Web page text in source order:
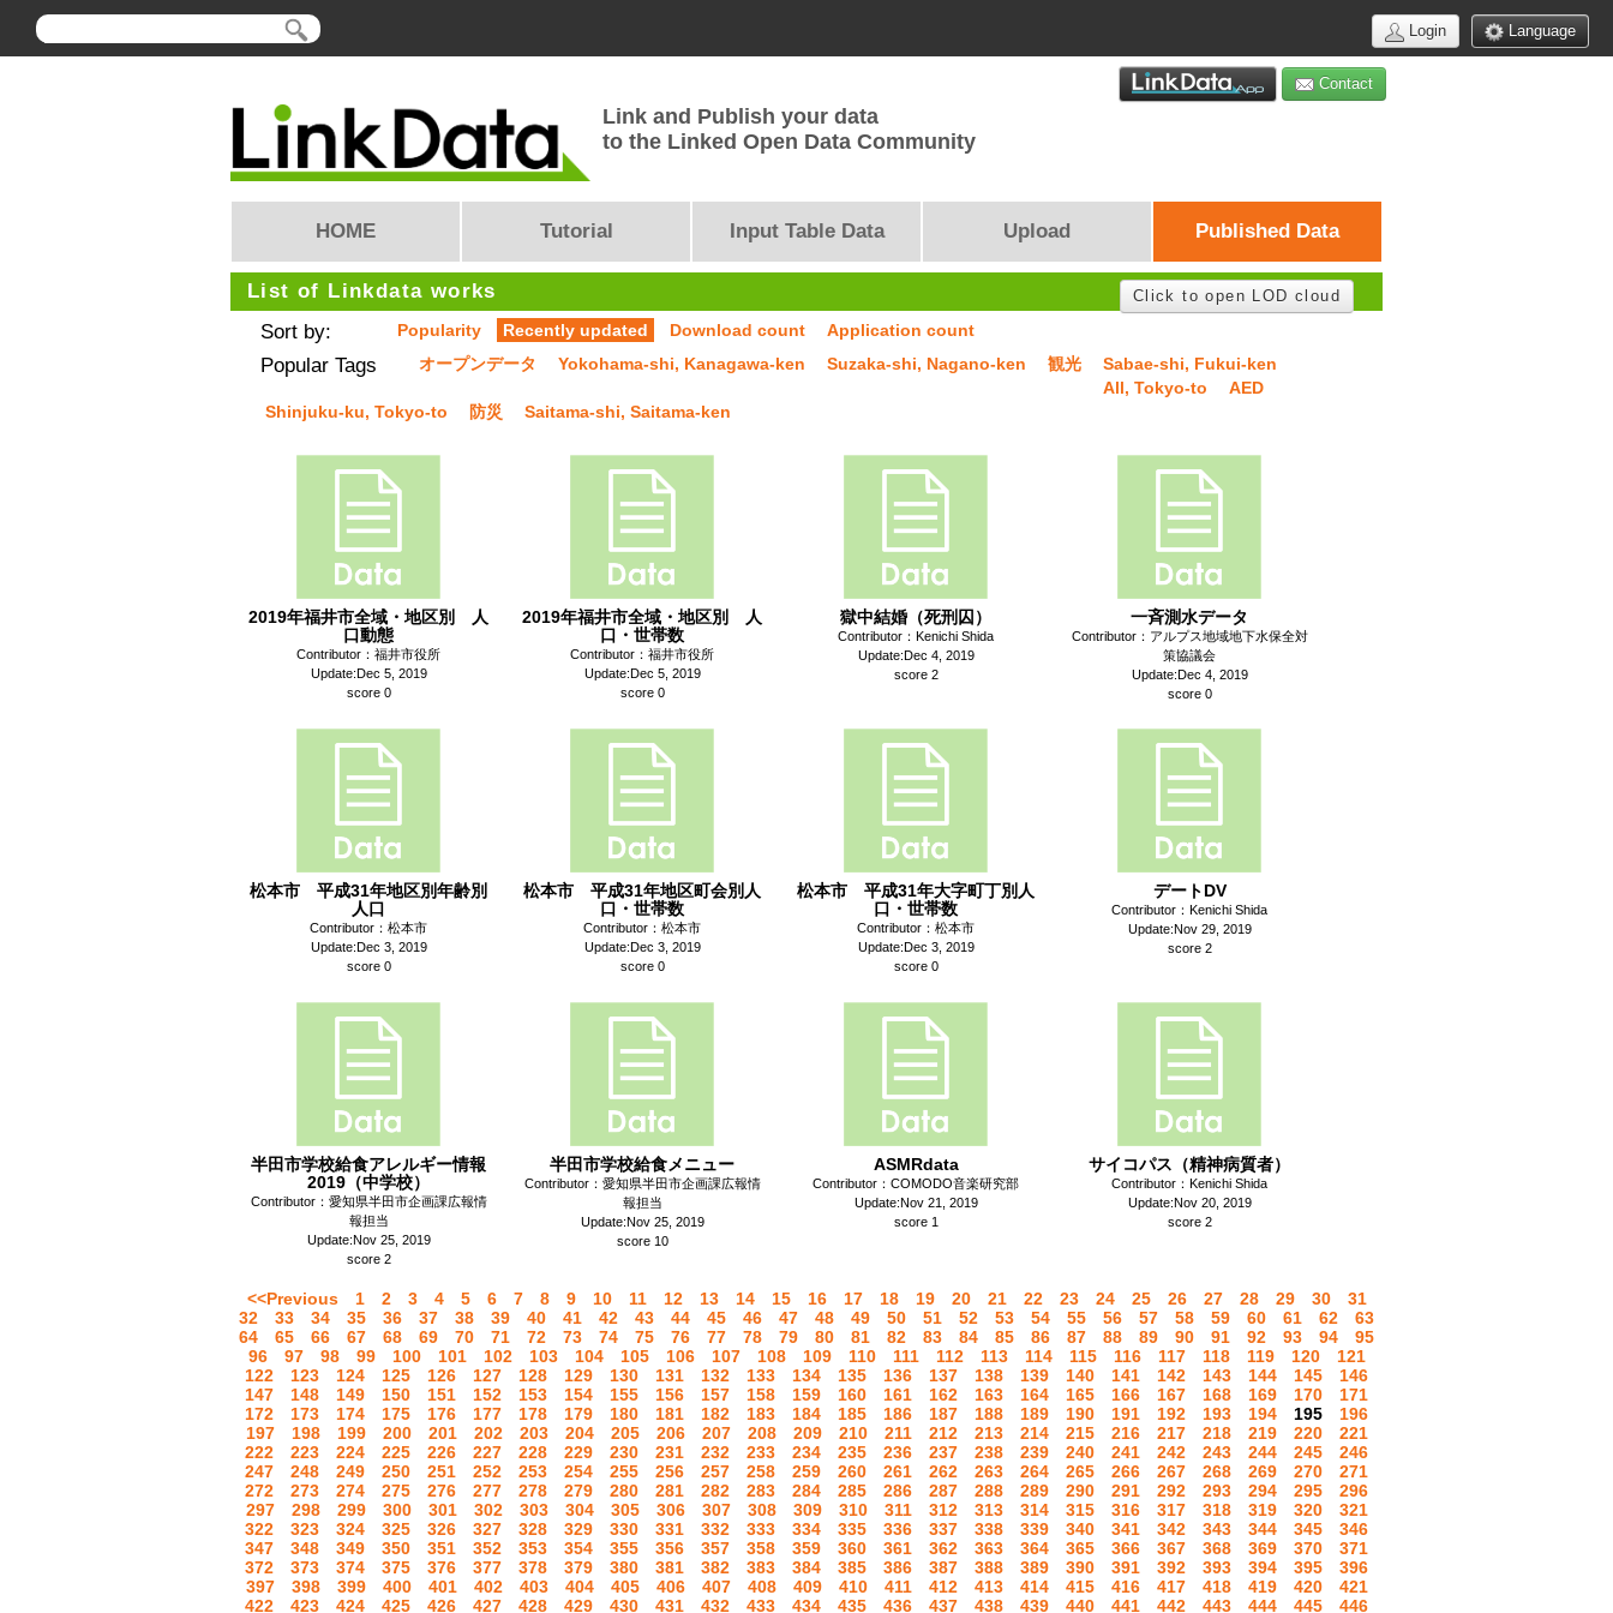
Language
Login
Contact
Link and Publish your data
to the Linked Open Data Community
HOME Tutorial Input Table Data Upload Published Data
List of Linkdata works Click to open LOD cloud
Sort by: Popularity Recently updated Download count Application count
Popular Tags オープンデータ Yokohama-shi, Kanagawa-ken Suzaka-shi, Nagano-ken 観光
Sabae-shi, Fukui-ken
All, Tokyo-to
AED
Shinjuku-ku, Tokyo-to
防災 Saitama-shi, Saitama-ken
2019年福井市全域・地区別 人
口動態
Contributor：福井市役所
Update:Dec 5, 2019
score 0
2019年福井市全域・地区別 人
口・世帯数
Contributor：福井市役所
Update:Dec 5, 2019
score 0
獄中結婚（死刑囚）
Contributor：Kenichi Shida
Update:Dec 4, 2019
score 2
一斉測水データ
Contributor：アルプス地域地下水保全対
策協議会
Update:Dec 4, 2019
score 0
松本市 平成31年地区別年齢別
人口
Contributor：松本市
Update:Dec 3, 2019
score 0
松本市 平成31年地区町会別人
口・世帯数
Contributor：松本市
Update:Dec 3, 2019
score 0
松本市 平成31年大字町丁別人
口・世帯数
Contributor：松本市
Update:Dec 3, 2019
score 0
デートDV
Contributor：Kenichi Shida
Update:Nov 29, 2019
score 2
半田市学校給食アレルギー情報
2019（中学校）
Contributor：愛知県半田市企画課広報情
報担当
Update:Nov 25, 2019
score 2
半田市学校給食メニュー
Contributor：愛知県半田市企画課広報情
報担当
Update:Nov 25, 2019
score 10
ASMRdata
Contributor：COMODO音楽研究部
Update:Nov 21, 2019
score 1
サイコパス（精神病質者）
Contributor：Kenichi Shida
Update:Nov 20, 2019
score 2
<<Previous 1 2 3 4 5 6 7 8 9 10 11 12 13 14 15 16 17 18 19 20 21 22 23 24 25 26 27 28 29 30
31
32
33 34 35 36 37 38 39 40 41 42 43 44 45 46 47 48 49 50 51 52 53 54 55 56 57 58 59 60 61 62
63
64
65 66 67 68 69 70 71 72 73 74 75 76 77 78 79 80 81 82 83 84 85 86 87 88 89 90 91 92 93 94
95
96
97 98 99 100 101 102 103 104 105 106 107 108 109 110 111 112 113 114 115 116 117 118 119 120
121
122
123 124 125 126 127 128 129 130 131 132 133 134 135 136 137 138 139 140 141 142 143 144 145
146
147
148 149 150 151 152 153 154 155 156 157 158 159 160 161 162 163 164 165 166 167 168 169 170
171
172
173 174 175 176 177 178 179 180 181 182 183 184 185 186 187 188 189 190 191 192 193 194 195
196
197
198 199 200 201 202 203 204 205 206 207 208 209 210 211 212 213 214 215 216 217 218 219 220
221
222
223 224 225 226 227 228 229 230 231 232 233 234 235 236 237 238 239 240 241 242 243 244 245
246
247
248 249 250 251 252 253 254 255 256 257 258 259 260 261 262 263 264 265 266 267 268 269 270
271
272
273 274 275 276 277 278 279 280 281 282 283 284 285 286 287 288 289 290 291 292 293 294 295
296
297
298 299 300 301 302 303 304 305 306 307 308 309 310 311 312 313 314 315 316 317 318 319 320
321
322
323 324 325 326 327 328 329 330 331 332 333 334 335 336 337 338 339 340 341 342 343 344 345
346
347
348 349 350 351 352 353 354 355 356 357 358 359 360 361 362 363 364 365 366 367 368 369 370
371
372
373 374 375 376 377 378 379 380 381 382 383 384 385 386 387 388 389 390 391 392 393 394 395
396
397
398 399 400 401 402 403 404 405 406 407 408 409 410 411 412 413 414 415 416 417 418 419 420
421
422
423 424 425 426 427 428 429 430 431 432 433 434 435 436 437 438 439 440 441 442 443 444 445 446